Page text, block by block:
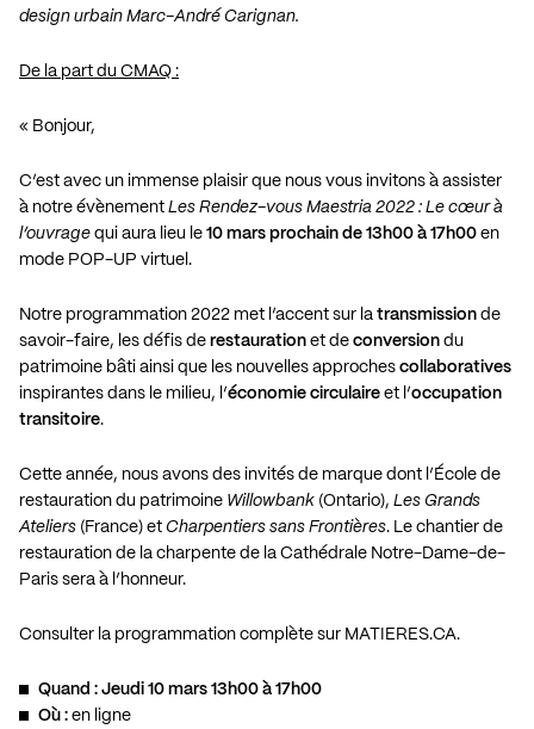
design urbain Marc-André Carignan.
De la part du CMAQ :
« Bonjour,
C’est avec un immense plaisir que nous vous invitons à assister
à notre évènement Les Rendez-vous Maestria 2022 : Le cœur à
l’ouvrage qui aura lieu le 10 mars prochain de 13h00 à 17h00 en
mode POP-UP virtuel.
Notre programmation 2022 met l’accent sur la transmission de
savoir-faire, les défis de restauration et de conversion du
patrimoine bâti ainsi que les nouvelles approches collaboratives
inspirantes dans le milieu, l’économie circulaire et l’occupation
transitoire.
Cette année, nous avons des invités de marque dont l’École de
restauration du patrimoine Willowbank (Ontario), Les Grands
Ateliers (France) et Charpentiers sans Frontières. Le chantier de
restauration de la charpente de la Cathédrale Notre-Dame-de-
Paris sera à l’honneur.
Consulter la programmation complète sur MATIERES.CA.
Quand : Jeudi 10 mars 13h00 à 17h00
Où : en ligne